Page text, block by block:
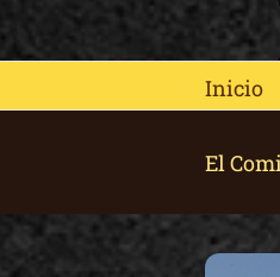
Inicio
El